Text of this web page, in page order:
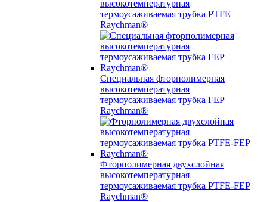
высокотемпературная
термоусаживаемая трубка PTFE
Raychman®
Специальная фторполимерная
высокотемпературная
термоусаживаемая трубка FEP
Raychman®
Фторполимерная двухслойная
высокотемпературная
термоусаживаемая трубка PTFE-FEP
Raychman®